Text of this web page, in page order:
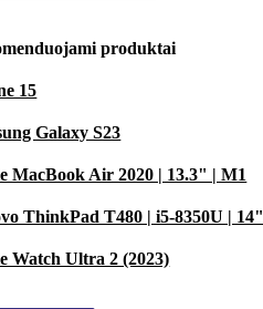
produktai
15
Galaxy S23
MacBook Air 2020 | 13.3" | M1
ThinkPad T480 | i5-8350U | 14"
Watch Ultra 2 (2023)